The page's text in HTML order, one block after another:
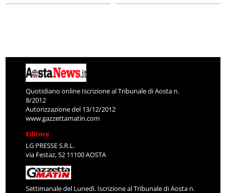
Quotidiano online Iscrizione al Tribunale di Aosta n.
8/2012
Autorizzazione del 13/12/2012
www.gazzettamatin.com
Editore
LG PRESSE S.R.L.
via Festaz, 52 11100 AOSTA
Settimanale del Lunedì. Iscrizione al Tribunale di Aosta n.